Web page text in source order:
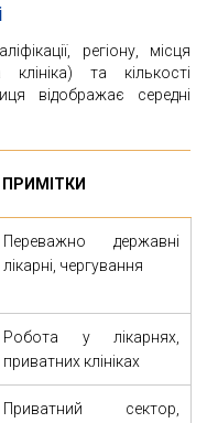
регіону, місця
та кількості
відображає середні
ПРИМІТКИ
Переважно державні
лікарні, чергування
Робота у лікарнях,
приватних клініках
Приватний сектор,